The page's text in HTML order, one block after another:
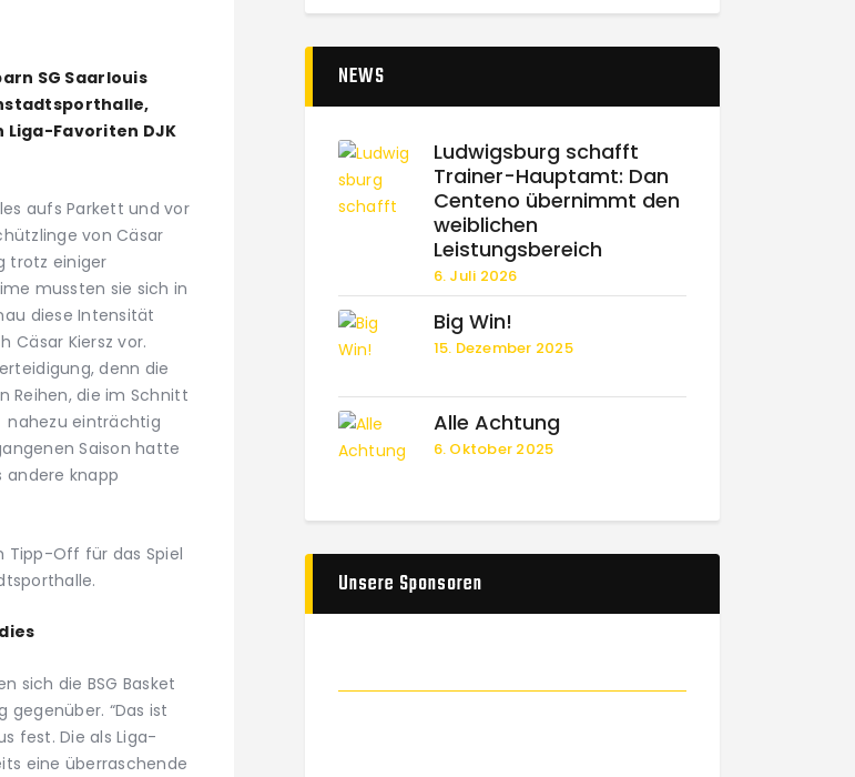
SG Saarlouis
Liga-Favoriten DJK
aufs Parkett und vor
von Cäsar
trotz einiger
mussten sie sich in
diese Intensität
Cäsar Kiersz vor.
denn die
Reihen, die im Schnitt
nahezu einträchtig
Saison hatte
andere knapp
Tipp-Off für das Spiel
sich die BSG Basket
gegenüber. “Das ist
fest. Die als Liga-
eine überraschende
NEWS
Ludwigsburg schafft
Trainer-Hauptamt: Dan
Centeno übernimmt den
weiblichen
Leistungsbereich
6. Juli 2026
Big Win!
15. Dezember 2025
Alle Achtung
6. Oktober 2025
Unsere Sponsoren